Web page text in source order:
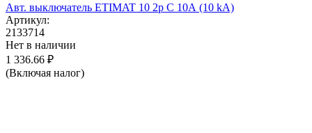
Авт. выключатель ETIMAT 10 2p C 10А (10 kA)
Артикул:
2133714
Нет в наличии
1 336.66 ₽
(Включая налог)